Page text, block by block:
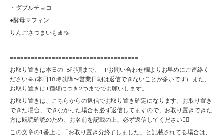
・ダブルチョコ
●酵母マフィン
りんごさつまいも🍎🍠
=====================================
お取り置きは本日の18時頃まで、HPお問い合わせ欄よりお早めにご連絡く
ださい🙏 (本日18時以降〜営業日朝は返信できないことが多いです) また、
お取り置きは1種類につき2つまででお願いします。
お取り置きは、こちらからの返信でお取り置き確定になります。お取り置き
できた場合、できなかった場合も必ず返信してますので、お取り置きできた
方は既読確認のため、お名前を記載の上、必ず返信してください🙇‍♀️
この文章の1番上に 「お取り置き分終了しました」と記載されてる場合は、